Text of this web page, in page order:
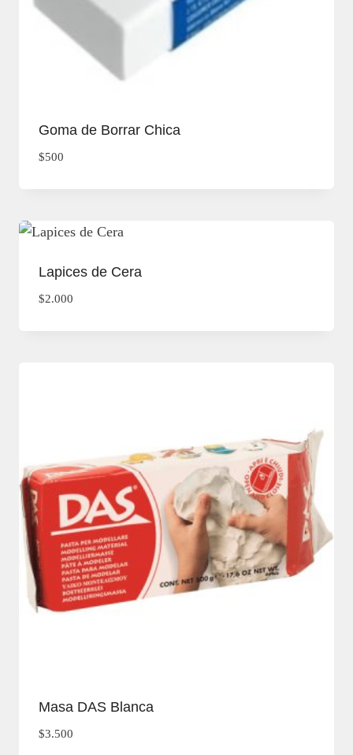
Goma de Borrar Chica
$500
Lapices de Cera
$2.000
Masa DAS Blanca
$3.500